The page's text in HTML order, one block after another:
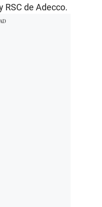
RSC de Adecco.